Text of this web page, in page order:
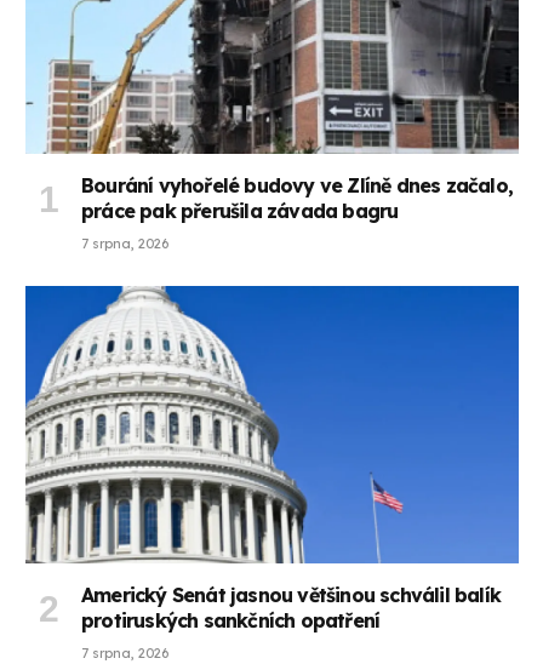
Bourání vyhořelé budovy ve Zlíně dnes začalo,
práce pak přerušila závada bagru
7 srpna, 2026
Americký Senát jasnou většinou schválil balík
protiruských sankčních opatření
7 srpna, 2026